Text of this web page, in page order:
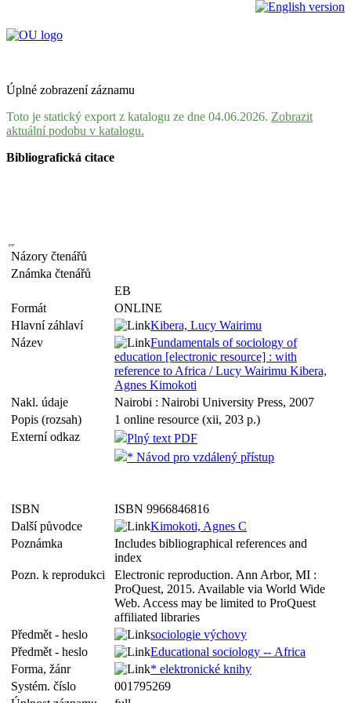
Úplné zobrazení záznamu
Toto je statický export z katalogu ze dne 04.06.2026. Zobrazit
aktuální podobu v katalogu.
Bibliografická citace
Názory čtenářů
Známka čtenářů
EB
Formát
ONLINE
Hlavní záhlaví
Kibera, Lucy Wairimu
Název
Fundamentals of sociology of
education [electronic resource] : with
reference to Africa / Lucy Wairimu Kibera,
Agnes Kimokoti
Nakl. údaje
Nairobi : Nairobi University Press, 2007
Popis (rozsah)
1 online resource (xii, 203 p.)
Externí odkaz
Plný text PDF
* Návod pro vzdálený přístup
ISBN
ISBN 9966846816
Další původce
Kimokoti, Agnes C
Poznámka
Includes bibliographical references and
index
Pozn. k reprodukci
Electronic reproduction. Ann Arbor, MI :
ProQuest, 2015. Available via World Wide
Web. Access may be limited to ProQuest
affiliated libraries
Předmět - heslo
sociologie výchovy
Předmět - heslo
Educational sociology -- Africa
Forma, žánr
* elektronické knihy
Systém. číslo
001795269